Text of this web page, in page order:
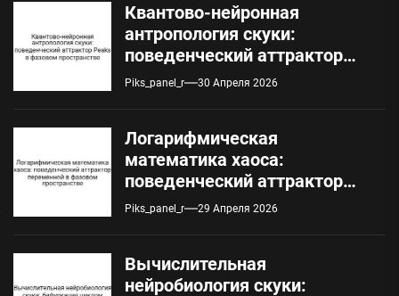
Квантово-нейронная
антропология скуки:
поведенческий аттрактор
Peaks в фазовом
Piks_panel_r 30 Апреля 2026
Логарифмическая
математика хаоса:
поведенческий аттрактор
переменной в фазовом
Piks_panel_r 29 Апреля 2026
Вычислительная
нейробиология скуки: